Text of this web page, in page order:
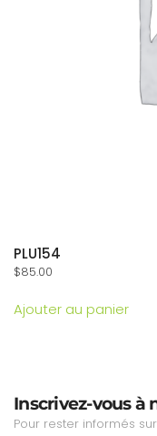
PLU154
$85.00
Ajouter au panier
Inscrivez-vous à
Pour rester informés